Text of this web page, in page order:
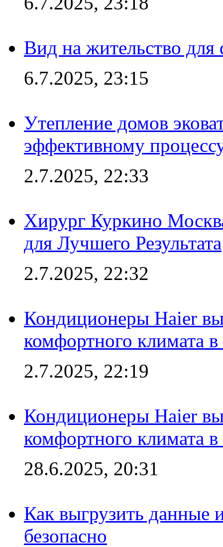
Вид на жительство
6.7.2025, 23:15
Утепление домов
эффективному
2.7.2025, 22:33
Хирург Куркино
для Лучшего Результата
2.7.2025, 22:32
Кондиционеры Haier
комфортного климата
2.7.2025, 22:19
Кондиционеры Haier
комфортного климата
28.6.2025, 20:31
Как выгрузить данные
безопасно